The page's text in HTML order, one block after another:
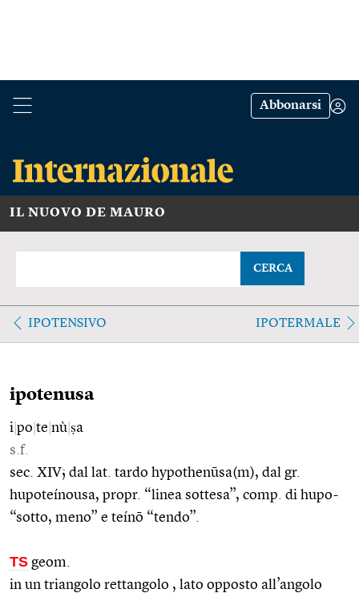
Abbonarsi
IL NUOVO DE MAURO
CERCA
IPOTENSIVO IPOTERMALE
ipotenusa
i po te nù ṣa
s.f.
sec. XIV; dal lat. tardo hypothenūsa(m), dal gr.
hupoteínousa, propr. “linea sottesa”, comp. di hupo-
“sotto, meno” e teínō “tendo”.
TS geom.
in un triangolo rettangolo , lato opposto all’angolo